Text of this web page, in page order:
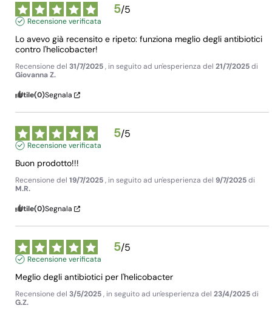
5/5
Recensione verificata
Lo avevo già recensito e ripeto: funziona meglio degli antibiotici
contro l'helicobacter!
Recensione del 31/7/2025, in seguito ad un'esperienza del 21/7/2025di
Giovanna Z.
Utile(0)Segnala
5/5
Recensione verificata
Buon prodotto!!!
Recensione del 19/7/2025, in seguito ad un'esperienza del 9/7/2025di
M.R.
Utile(0)Segnala
5/5
Recensione verificata
Meglio degli antibiotici per l'helicobacter
Recensione del 3/5/2025, in seguito ad un'esperienza del 23/4/2025di
G.Z.